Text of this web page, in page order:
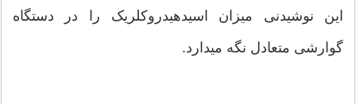
این نوشیدنی میزان اسیدهیدروکلریک را در دستگاه
گوارشی متعادل نگه میدارد.